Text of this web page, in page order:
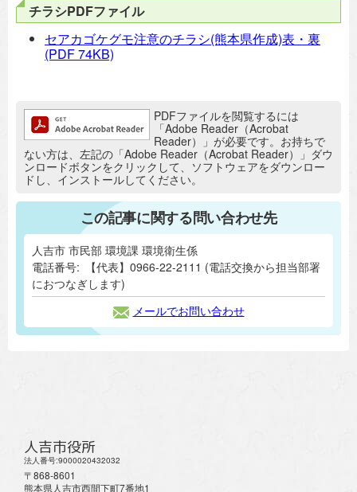
チラシPDFファイル
セアカゴケグモ注意のチラシ(熊本県作成)表・裏
(PDF 74KB)
追加情報：PDFファイルPDFファイルを閲覧するには
「Adobe Reader（Acrobat
Reader）」が必要です。お持ちで
ない方は、左記の「Adobe Reader（Acrobat Reader）」ダウ
ンロードボタンをクリックして、ソフトウェアをダウンロー
ドし、インストールしてください。
この記事に関する問い合わせ先
人吉市 市民部 環境課 環境衛生係
電話番号:
【代表】0966-22-2111 (電話交換から担当部署
におつなぎします)
メールでお問い合わせ
人吉市役所
法人番号:9000020432032
〒868-8601
熊本県人吉市西間下町7番地1